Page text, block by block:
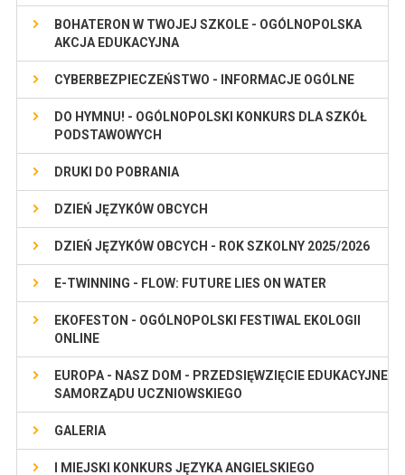
BOHATERON W TWOJEJ SZKOLE - OGÓLNOPOLSKA
AKCJA EDUKACYJNA
CYBERBEZPIECZEŃSTWO - INFORMACJE OGÓLNE
DO HYMNU! - OGÓLNOPOLSKI KONKURS DLA SZKÓŁ
PODSTAWOWYCH
DRUKI DO POBRANIA
DZIEŃ JĘZYKÓW OBCYCH
DZIEŃ JĘZYKÓW OBCYCH - ROK SZKOLNY 2025/2026
E-TWINNING - FLOW: FUTURE LIES ON WATER
EKOFESTON - OGÓLNOPOLSKI FESTIWAL EKOLOGII
ONLINE
EUROPA - NASZ DOM - PRZEDSIĘWZIĘCIE EDUKACYJNE
SAMORZĄDU UCZNIOWSKIEGO
GALERIA
I MIEJSKI KONKURS JĘZYKA ANGIELSKIEGO